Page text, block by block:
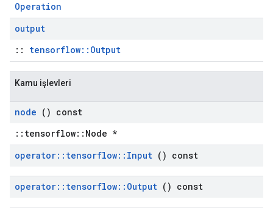
Operation
output
:: tensorflow::Output
Kamu işlevleri
node () const
::tensorflow::Node *
operator:: tensorflow:: Input () const
operator:: tensorflow:: Output () const